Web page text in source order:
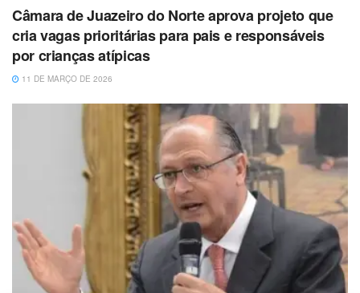
Câmara de Juazeiro do Norte aprova projeto que
cria vagas prioritárias para pais e responsáveis
por crianças atípicas
11 DE MARÇO DE 2026